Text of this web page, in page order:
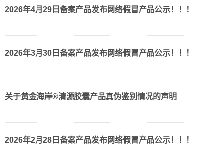
2026年4月29日备案产品发布网络假冒产品公示！！！
2026年3月30日备案产品发布网络假冒产品公示！！！
关于黄金海岸®清源胶囊产品真伪鉴别情况的声明
2026年2月28日备案产品发布网络假冒产品公示！！！